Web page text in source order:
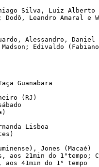
Silva, Luiz Alberto
Leandro Amaral e
Alessandro,
Edivaldo
Guanabara
(RJ)
Lisboa
Jones (Macaé)
aos 21min do
aos 41min do 1° tempo